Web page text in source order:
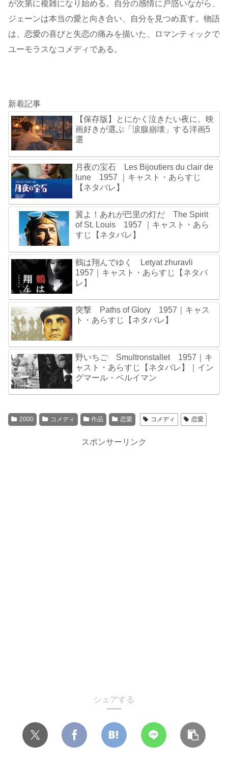
が次第に複雑になり始める。自分の感情に戸惑いながら、
ジェーンは本当の愛と向き合い、自分を見つめ直す。物語
は、恋愛の喜びと失恋の痛みを描いた、ロマンティックで
ユーモラスなコメディである。
新着記事
【保存版】とにかく泣きたい夜に。映
画好きが選ぶ「涙腺崩壊」する洋画5
選
月夜の宝石 Les Bijoutiers du clair de
lune 1957 ｜キャスト・あらすじ
【ネタバレ】
翼よ！あれが巴里の灯だ The Spirit
of St. Louis 1957 ｜キャスト・あら
すじ【ネタバレ】
鶴は翔んでゆく Letyat zhuravli
1957｜キャスト・あらすじ【ネタバ
レ】
突撃 Paths of Glory 1957｜キャス
ト・あらすじ【ネタバレ】
野いちご Smultronstallet 1957｜キ
ャスト・あらすじ【ネタバレ】｜イン
グマール・ベルイマン
2000 コメディ 作品 恋愛 コメディ 恋愛
スポンサーリンク
シェアする